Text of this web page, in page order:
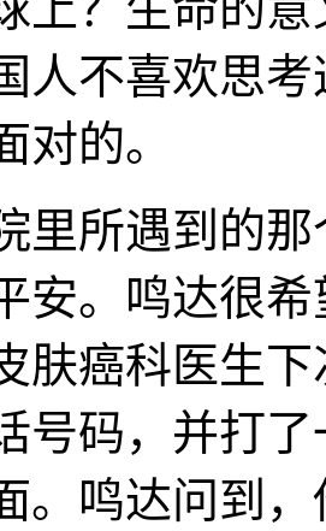
人不喜欢思
对的。
里所遇到的
安。鸣达很
肤癌科医生
号码，并打
。鸣达问到